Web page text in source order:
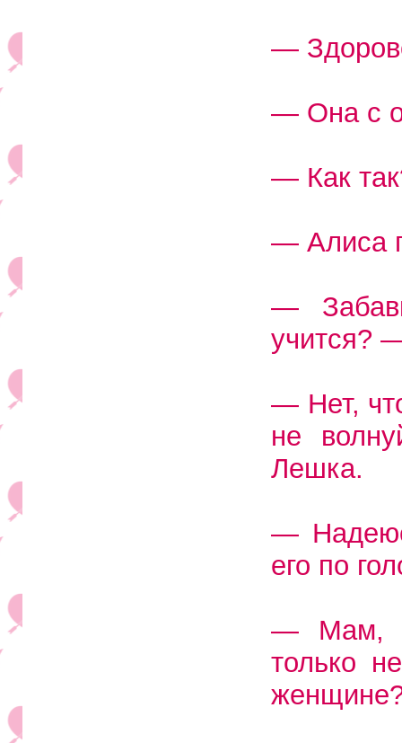
—
— Она с
— Как
— Алиса
—
учится?
— Нет,
не
Лешка.
—
его по
— Мам, я
только